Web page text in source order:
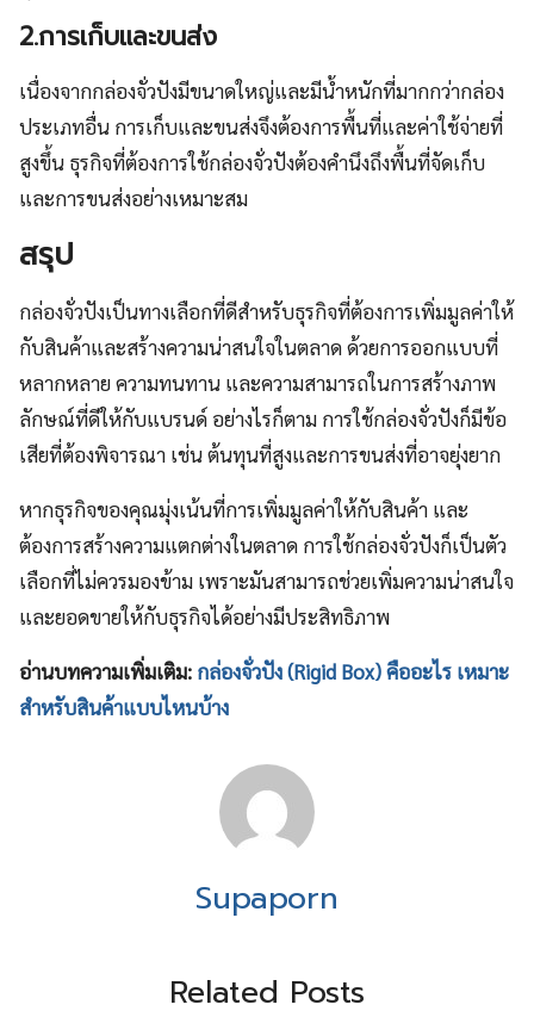
2.การเก็บและขนส่ง
เนื่องจากกล่องจั่วปังมีขนาดใหญ่และมีน้ำหนักที่มากกว่ากล่อง
ประเภทอื่น การเก็บและขนส่งจึงต้องการพื้นที่และค่าใช้จ่ายที่
สูงขึ้น ธุรกิจที่ต้องการใช้กล่องจั่วปังต้องคำนึงถึงพื้นที่จัดเก็บ
และการขนส่งอย่างเหมาะสม
สรุป
กล่องจั่วปังเป็นทางเลือกที่ดีสำหรับธุรกิจที่ต้องการเพิ่มมูลค่าให้
กับสินค้าและสร้างความน่าสนใจในตลาด ด้วยการออกแบบที่
หลากหลาย ความทนทาน และความสามารถในการสร้างภาพ
ลักษณ์ที่ดีให้กับแบรนด์ อย่างไรก็ตาม การใช้กล่องจั่วปังก็มีข้อ
เสียที่ต้องพิจารณา เช่น ต้นทุนที่สูงและการขนส่งที่อาจยุ่งยาก
หากธุรกิจของคุณมุ่งเน้นที่การเพิ่มมูลค่าให้กับสินค้า และ
ต้องการสร้างความแตกต่างในตลาด การใช้กล่องจั่วปังก็เป็นตัว
เลือกที่ไม่ควรมองข้าม เพราะมันสามารถช่วยเพิ่มความน่าสนใจ
และยอดขายให้กับธุรกิจได้อย่างมีประสิทธิภาพ
อ่านบทความเพิ่มเติม: กล่องจั่วปัง (Rigid Box) คืออะไร เหมาะ
สำหรับสินค้าแบบไหนบ้าง
Supaporn
Related Posts